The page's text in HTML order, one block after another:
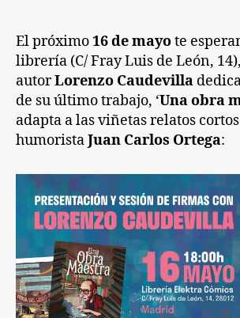
El próximo16 de mayote
librería (C/ Fray Luis de León,
autorLorenzo Caudevilla
de su último trabajo, ‘Una obra
adapta a las viñetas relatos
humoristaJuan Carlos Ortega: